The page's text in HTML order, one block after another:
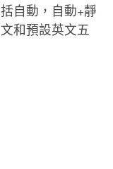
自動，自動+靜
和預設英文五